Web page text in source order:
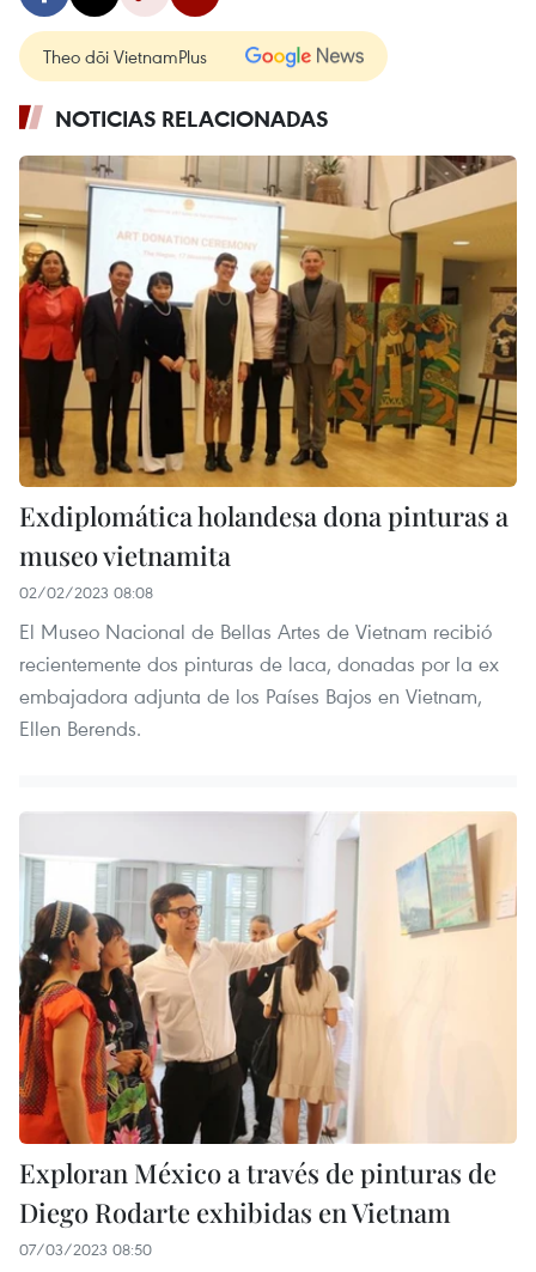
Theo dõi VietnamPlus
NOTICIAS RELACIONADAS
Exdiplomática holandesa dona pinturas a
museo vietnamita
02/02/2023 08:08
El Museo Nacional de Bellas Artes de Vietnam recibió
recientemente dos pinturas de laca, donadas por la ex
embajadora adjunta de los Países Bajos en Vietnam,
Ellen Berends.
Exploran México a través de pinturas de
Diego Rodarte exhibidas en Vietnam
07/03/2023 08:50